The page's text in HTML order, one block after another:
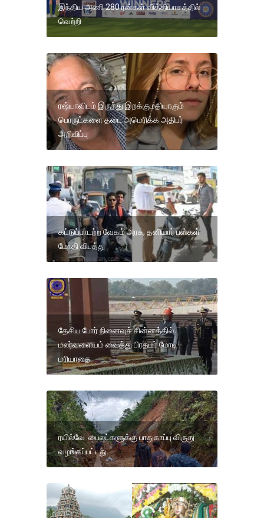
இந்திய அணி 280 ரன்கள் வித்தியாசத்தில்
வெற்றி
ரஷ்யாவிடம் இருந்து இறக்குமதியாகும்
பொருட்களை தடை அமெரிக்க அதிபர்
அறிவிப்பு
கட்டுப்பாடற்ற வேகம் அரசு, தனியார் பஸ்கள்
மோதி விபத்து
தேசிய போர் நினைவுச் சின்னத்தில்
மலர்வளையம் வைத்து பிரதமர் மோடி
மரியாதை
ரயில்வே பைலட்களுக்கு பாதுகாப்பு விருது
வழங்கப்பட்டது.